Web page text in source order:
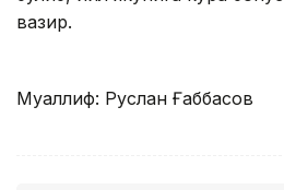
вазир.
Муаллиф: Руслан Ғаббасов